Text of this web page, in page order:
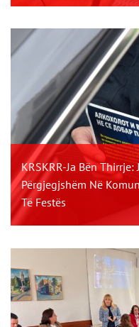
KRSKRR-Ja Bën
Përgjegjshëm Në
Të Festës